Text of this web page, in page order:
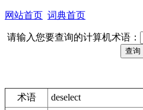
网站首页 词典首页
请输入您要查询的计算机术语：
术语 deselect